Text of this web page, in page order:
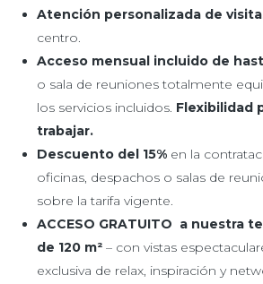
Atención personalizada de
centro.
Acceso mensual incluido de
o sala de reuniones totalmente
los servicios incluidos. Flexibilidad
trabajar.
Descuento del 15% en la
oficinas, despachos o salas de
sobre la tarifa vigente.
ACCESO GRATUITO a nuestra
de 120 m² – con vistas
exclusiva de relax, inspiración y